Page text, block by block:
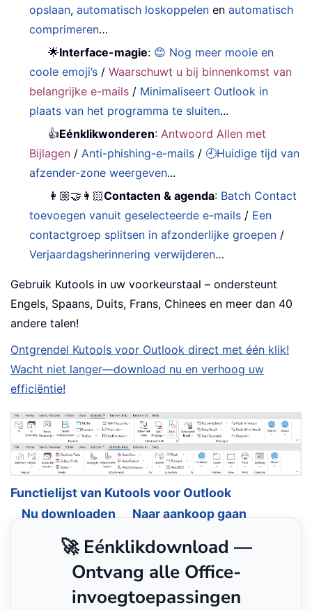
opslaan,automatisch loskoppelen enautomatisch
comprimeren…
🌟Interface-magie: 😊 Nog meer mooie en
coole emoji’s /Waarschuwt u bij binnenkomst van
belangrijke e-mails / Minimaliseert Outlook in
plaats van het programma te sluiten...
👍Eénklikwonderen:Antwoord Allen met
Bijlagen /Anti-phishing-e-mails / 🕘Huidige tijd van
afzender-zone weergeven...
👩🏼‍🤝‍👩🏻Contacten & agenda: Batch Contact
toevoegen vanuit geselecteerde e-mails / Een
contactgroep splitsen in afzonderlijke groepen /
Verjaardagsherinnering verwijderen…
Gebruik Kutools in uw voorkeurstaal – ondersteunt
Engels, Spaans, Duits, Frans, Chinees en meer dan 40
andere talen!
Ontgrendel Kutools voor Outlook direct met één klik!
Wacht niet langer—download nu en verhoog uw
efficiëntie!
Functielijst van Kutools voor Outlook
Nu downloaden
Naar aankoop gaan
🚀 Eénklikdownload —
Ontvang alle Office-
invoegtoepassingen